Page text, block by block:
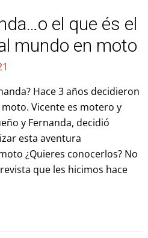
el que és el
mundo en moto
Hace 3 años decidieron
Vicente es motero y
y Fernanda, decidió
esta aventura
¿Quieres conocerlos? No
que les hicimos hace